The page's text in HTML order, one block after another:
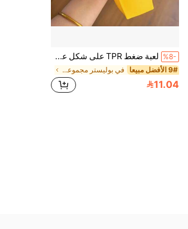
%8- لعبة ضغط TPR على شكل عصا زبدة عملاقة 14 سم، لعبة أصابع بطيئة الارتداد لتخفيف التوتر، لعبة ناعمة لتخفيف القلق، لعبة ضغط/لعبة تململ/تخفيف التوتر/لعبة حسية/تفريغ الضغط/رخام/دوامة/صبغة ربط
9# الأفضل مبيعا في بوليستر مجموعات حرفية للأزياء للأطفال
11.04